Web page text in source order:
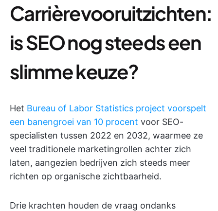
Carrièrevooruitzichten:
is SEO nog steeds een
slimme keuze?
Het Bureau of Labor Statistics project voorspelt
een banengroei van 10 procent voor SEO-
specialisten tussen 2022 en 2032, waarmee ze
veel traditionele marketingrollen achter zich
laten, aangezien bedrijven zich steeds meer
richten op organische zichtbaarheid.
Drie krachten houden de vraag ondanks